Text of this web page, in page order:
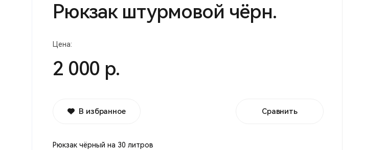
Рюкзак штурмовой чёрн.
Цена:
2 000 р.
В избранное Сравнить
Рюкзак чёрный на 30 литров